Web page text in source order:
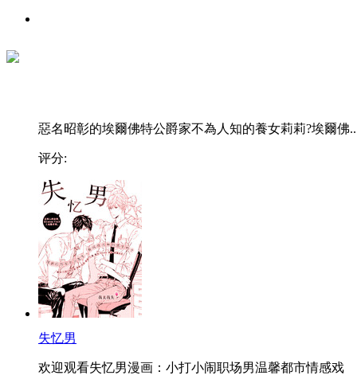
惡名昭彰的埃爾佛特公爵家不為人知的養女莉莉?埃爾佛
评分:
失忆男
欢迎观看失忆男漫画：小打小闹职场男温馨都市情感戏